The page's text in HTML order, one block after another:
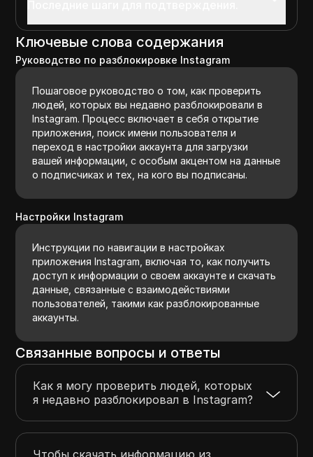
Ключевые слова содержания
Руководство по разблокировке Instagram
Пошаговое руководство о том, как проверить
людей, которых вы недавно разблокировали в
Instagram. Процесс включает в себя открытие
приложения, поиск имени пользователя и
переход в настройки аккаунта для загрузки
вашей информации, с особым акцентом на данные
о подписчиках и тех, на кого вы подписаны.
Настройки Instagram
Инструкции по навигации в настройках
приложения Instagram, включая то, как получить
доступ к информации о своем аккаунте и скачать
данные, связанные с взаимодействиями
пользователей, такими как разблокированные
аккаунты.
Связанные вопросы и ответы
Как я могу проверить людей, которых
я недавно разблокировал в Instagram?
Чтобы скачать информацию из